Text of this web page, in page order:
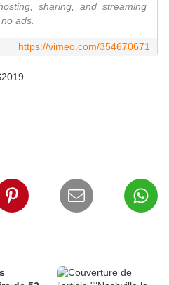
sharing, and streaming
ads.
https://vimeo.com/354670671